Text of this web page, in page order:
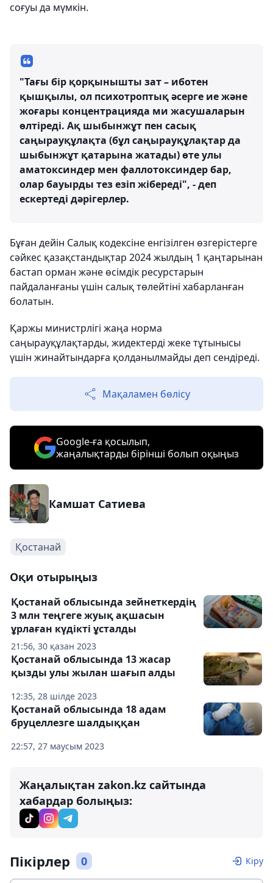
соғуы да мүмкін.
"Тағы бір қорқынышты зат – иботен
қышқылы, ол психотроптық әсерге ие және
жоғары концентрацияда ми жасушаларын
өлтіреді. Ақ шыбынжұт пен сасық
саңырауқұлақта (бұл саңырауқұлақтар да
шыбынжұт қатарына жатады) өте улы
аматоксиндер мен фаллотоксиндер бар,
олар бауырды тез езіп жібереді", - деп
ескертеді дәрігерлер.
Бұған дейін Салық кодексіне енгізілген өзгерістерге
сәйкес қазақстандықтар 2024 жылдың 1 қаңтарынан
бастап орман және өсімдік ресурстарын
пайдаланғаны үшін салық төлейтіні хабарланған
болатын.
Қаржы министрлігі жаңа норма
саңырауқұлақтарды, жидектерді жеке тұтынысы
үшін жинайтындарға қолданылмайды деп сендіреді.
Мақаламен бөлісу
Google-ға қосылып,
жаңалықтарды бірінші болып оқыңыз
Камшат Сатиева
Қостанай
Оқи отырыңыз
21:56, 30 қазан 2023
Қостанай облысында зейнеткердің
3 млн теңгеге жуық ақшасын
ұрлаған күдікті ұсталды
12:35, 28 шілде 2023
Қостанай облысында 13 жасар
қызды улы жылан шағып алды
22:57, 27 маусым 2023
Қостанай облысында 18 адам
бруцеллезге шалдыққан
Жаңалықтан zakon.kz сайтында
хабардар болыңыз:
Пікірлер 0 Кіру